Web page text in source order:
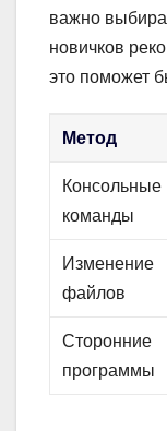
важно
новичков
это поможет
Метод
Консольные
команды
Изменение
файлов
Сторонние
программы